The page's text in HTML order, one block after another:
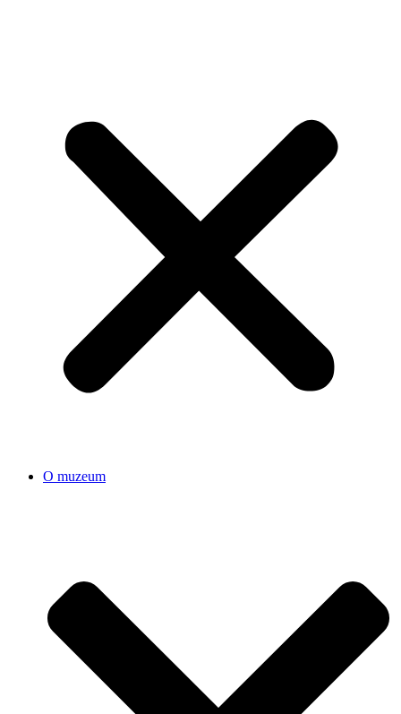
O muzeum